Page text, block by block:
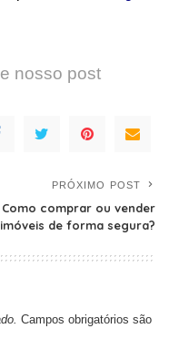
nosso post
PRÓXIMO POST
Como comprar ou vender
imóveis de forma segura?
Campos obrigatórios são